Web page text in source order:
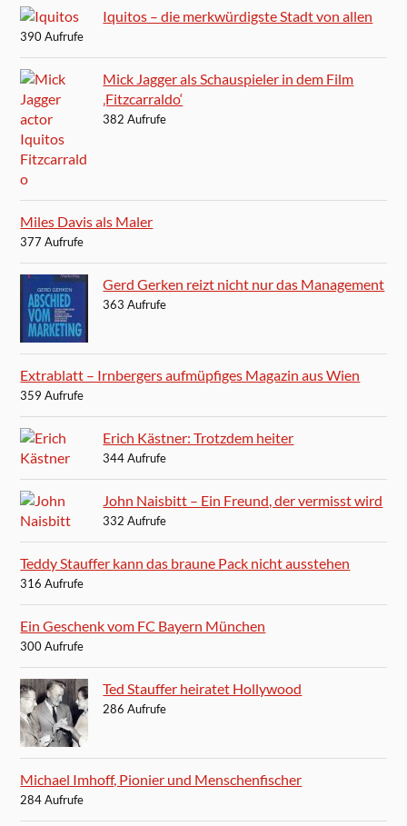
Iquitos – die merkwürdigste Stadt von allen
390 Aufrufe
Mick Jagger als Schauspieler in dem Film
‚Fitzcarraldo‘
382 Aufrufe
Miles Davis als Maler
377 Aufrufe
Gerd Gerken reizt nicht nur das Management
363 Aufrufe
Extrablatt – Irnbergers aufmüpfiges Magazin aus Wien
359 Aufrufe
Erich Kästner: Trotzdem heiter
344 Aufrufe
John Naisbitt – Ein Freund, der vermisst wird
332 Aufrufe
Teddy Stauffer kann das braune Pack nicht ausstehen
316 Aufrufe
Ein Geschenk vom FC Bayern München
300 Aufrufe
Ted Stauffer heiratet Hollywood
286 Aufrufe
Michael Imhoff, Pionier und Menschenfischer
284 Aufrufe